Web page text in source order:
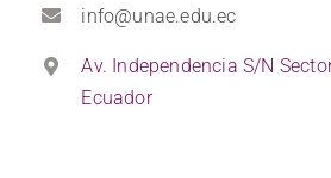
info@unae.edu.ec
Av. Independencia S/N
Ecuador